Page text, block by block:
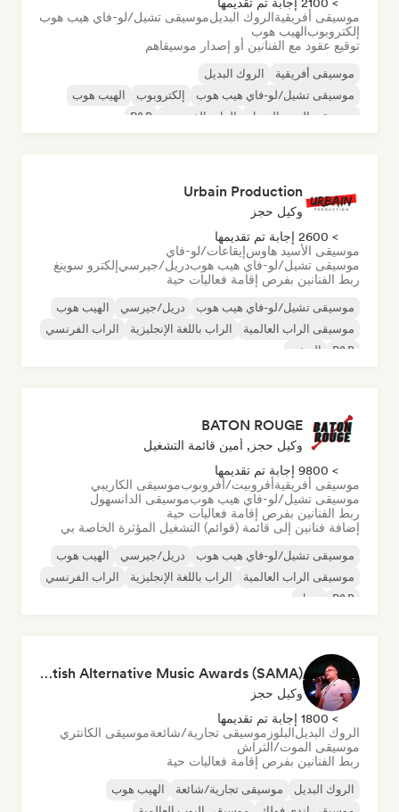
موسيقى أفريقيةالروك البديلموسيقى تشيل/لو-فاي هيب هوب
إلكتروبوبالهيب هوب
توقيع عقود مع الفنانين أو إصدار موسيقاهم
موسيقى أفريقية
الروك البديل
موسيقى تشيل/لو-فاي هيب هوب
إلكتروبوب
الهيب هوب
موسيقى البوب السول
الراب الفرنسي R&B
Urbain Production
وكيل حجز
> 2600 إجابة تم تقديمها
موسيقى الأسيد هاوسإيقاعات/لو-فاي
موسيقى تشيل/لو-فاي هيب هوبدريل/جيرسيإلكترو سوينغ
ربط الفنانين بفرص إقامة فعاليات حية
موسيقى تشيل/لو-فاي هيب هوب دريل/جيرسي
الهيب هوب
موسيقى الراب العالمية
الراب باللغة الإنجليزية
الراب الفرنسي
R&B
الريغي
BATON ROUGE
وكيل حجز, أمين قائمة التشغيل
> 9800 إجابة تم تقديمها
موسيقى أفريقيةأفروبيت/أفروبوبموسيقى الكاريبي
موسيقى تشيل/لو-فاي هيب هوبموسيقى الدانسهول
ربط الفنانين بفرص إقامة فعاليات حية
إضافة فنانين إلى قائمة (قوائم) التشغيل المؤثرة الخاصة بي
موسيقى تشيل/لو-فاي هيب هوب دريل/جيرسي
الهيب هوب
موسيقى الراب العالمية
الراب باللغة الإنجليزية
الراب الفرنسي
R&B
سول
Richy Muirhead - PITCH Scotland | Scottish Alternative Music Awards (SAMA)
وكيل حجز
> 1800 إجابة تم تقديمها
الروك البديلالبلوز موسيقى تجارية/شائعةموسيقى الكانتري
موسيقى الموت/الثراش
ربط الفنانين بفرص إقامة فعاليات حية
الروك البديل موسيقى تجارية/شائعة
الهيب هوب